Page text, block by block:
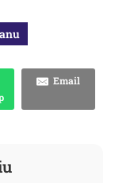
Email